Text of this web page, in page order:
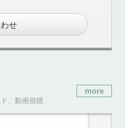
せ
、動画視聴
more